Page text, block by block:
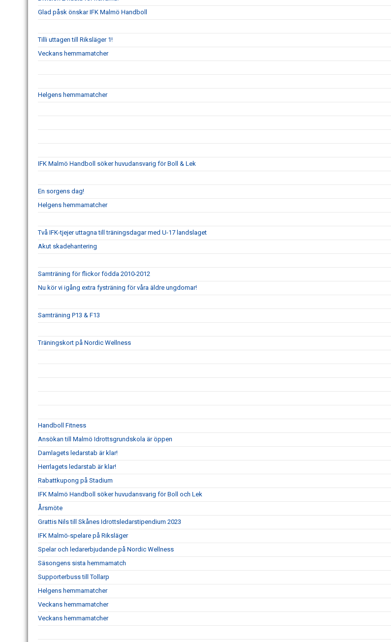
Glad påsk önskar IFK Malmö Handboll
Tilli uttagen till Riksläger 1!
Veckans hemmamatcher
Helgens hemmamatcher
IFK Malmö Handboll söker huvudansvarig för Boll & Lek
En sorgens dag!
Helgens hemmamatcher
Två IFK-tjejer uttagna till träningsdagar med U-17 landslaget
Akut skadehantering
Samträning för flickor födda 2010-2012
Nu kör vi igång extra fysträning för våra äldre ungdomar!
Samträning P13 & F13
Träningskort på Nordic Wellness
Handboll Fitness
Ansökan till Malmö Idrottsgrundskola är öppen
Damlagets ledarstab är klar!
Herrlagets ledarstab är klar!
Rabattkupong på Stadium
IFK Malmö Handboll söker huvudansvarig för Boll och Lek
Årsmöte
Grattis Nils till Skånes Idrottsledarstipendium 2023
IFK Malmö-spelare på Riksläger
Spelar och ledarerbjudande på Nordic Wellness
Säsongens sista hemmamatch
Supporterbuss till Tollarp
Helgens hemmamatcher
Veckans hemmamatcher
Veckans hemmamatcher